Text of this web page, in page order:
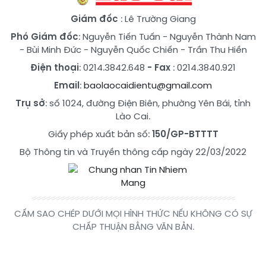
Giám đốc : Lê Trường Giang
Phó Giám đốc:Nguyễn Tiến Tuấn - Nguyễn Thành Nam
- Bùi Minh Đức- Nguyễn Quốc Chiến - Trần Thu Hiền
Điện thoại: 0214.3842.648 - Fax : 0214.3840.921
Email:baolaocaidientu@gmail.com
Trụ sở: số 1024, đường Điện Biên, phường Yên Bái, tỉnh
Lào Cai.
Giấy phép xuất bản số:150/GP-BTTTT
Bộ Thông tin và Truyền thông cấp ngày 22/03/2022
CẤM SAO CHÉP DƯỚI MỌI HÌNH THỨC NẾU KHÔNG CÓ SỰ
CHẤP THUẬN BẰNG VĂN BẢN.